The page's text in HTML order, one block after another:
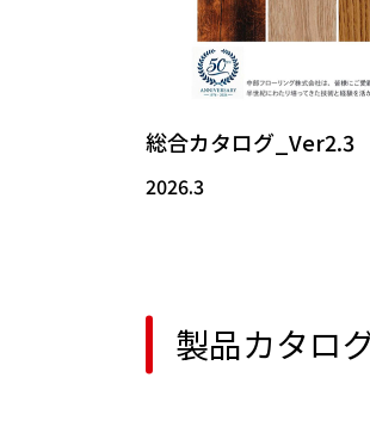
総合カタログ_Ver2.3
2026.3
製品カタロ